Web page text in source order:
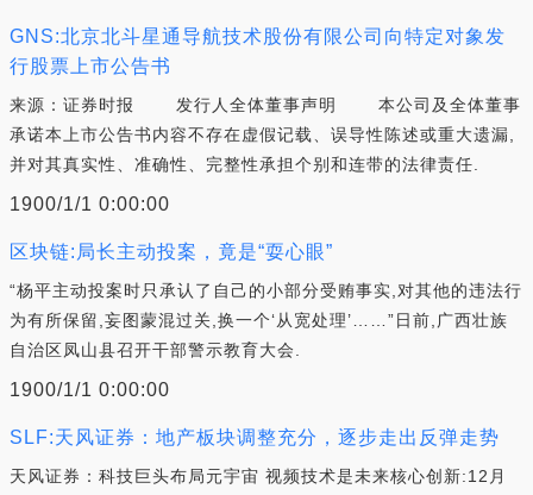
GNS:北京北斗星通导航技术股份有限公司向特定对象发
行股票上市公告书
来源：证券时报 发行人全体董事声明 本公司及全体董事
承诺本上市公告书内容不存在虚假记载、误导性陈述或重大遗漏,
并对其真实性、准确性、完整性承担个别和连带的法律责任.
1900/1/1 0:00:00
区块链:局长主动投案，竟是“耍心眼”
“杨平主动投案时只承认了自己的小部分受贿事实,对其他的违法行
为有所保留,妄图蒙混过关,换一个‘从宽处理’……”日前,广西壮族
自治区凤山县召开干部警示教育大会.
1900/1/1 0:00:00
SLF:天风证券：地产板块调整充分，逐步走出反弹走势
天风证券：科技巨头布局元宇宙 视频技术是未来核心创新:12月